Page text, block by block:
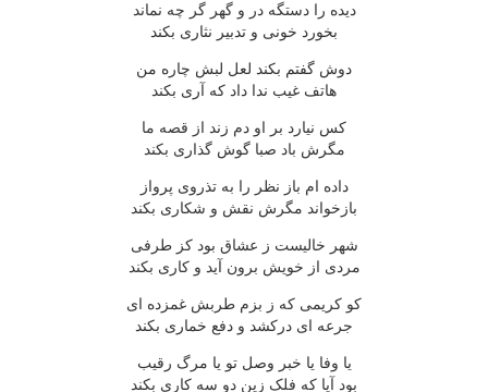
دیده را دستگه در و گهر گر چه نماند
بخورد خونی و تدبیر نثاری بکند
دوش گفتم بکند لعل لبش چاره من
هاتف غیب ندا داد که آری بکند
کس نیارد بر او دم زند از قصه ما
مگرش باد صبا گوش گذاری بکند
داده ام باز نظر را به تذروی پرواز
بازخواند مگرش نقش و شکاری بکند
شهر خالیست ز عشاق بود کز طرفی
مردی از خویش برون آید و کاری بکند
کو کریمی که ز بزم طربش غمزده ای
جرعه ای درکشد و دفع خماری بکند
یا وفا یا خبر وصل تو یا مرگ رقیب
بود آیا که فلک زین دو سه کاری بکند